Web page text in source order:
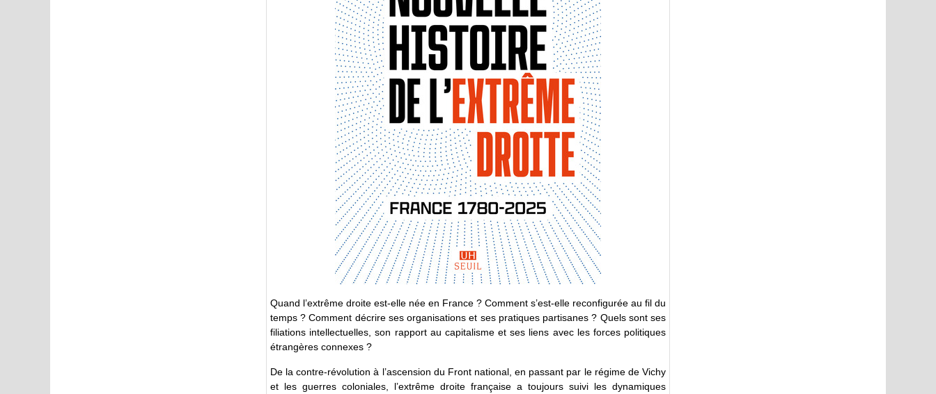
Quand l’extrême droite est-elle née en France ? Comment s’est-elle reconfigurée au fil du
temps ? Comment décrire ses organisations et ses pratiques partisanes ? Quels sont ses
filiations intellectuelles, son rapport au capitalisme et ses liens avec les forces politiques
étrangères connexes ?
De la contre-révolution à l’ascension du Front national, en passant par le régime de Vichy
et les guerres coloniales, l’extrême droite française a toujours suivi les dynamiques